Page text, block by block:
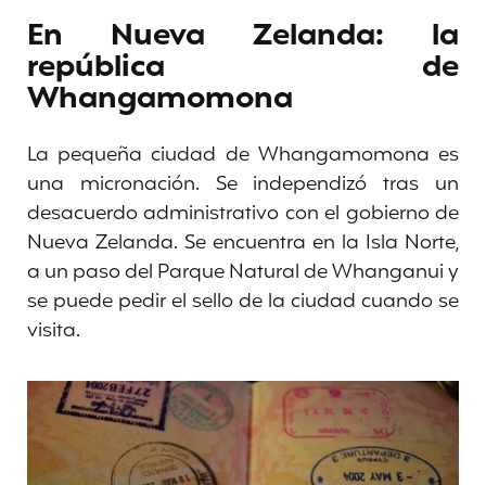
En Nueva Zelanda: la
república de
Whangamomona
La pequeña ciudad de Whangamomona es
una micronación. Se independizó tras un
desacuerdo administrativo con el gobierno de
Nueva Zelanda. Se encuentra en la Isla Norte,
a un paso del Parque Natural de Whanganui y
se puede pedir el sello de la ciudad cuando se
visita.